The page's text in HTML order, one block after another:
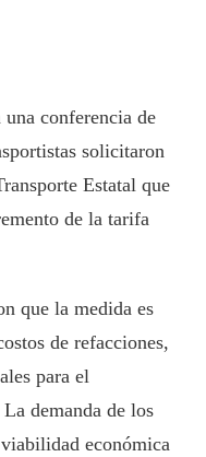
conferencia de
solicitaron
Estatal que
de la tarifa
que la medida es
de refacciones,
para el
demanda de los
económica